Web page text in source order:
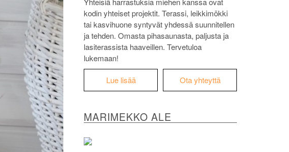
kodin yhteiset projektit. Terassi, leikkimökki
tai kasvihuone syntyvät yhdessä suunnitellen
ja tehden. Omasta pihasaunasta, paljusta ja
lasiterassista haaveillen. Tervetuloa
lukemaan!
Lue lisää Ota yhteyttä
MARIMEKKO ALE